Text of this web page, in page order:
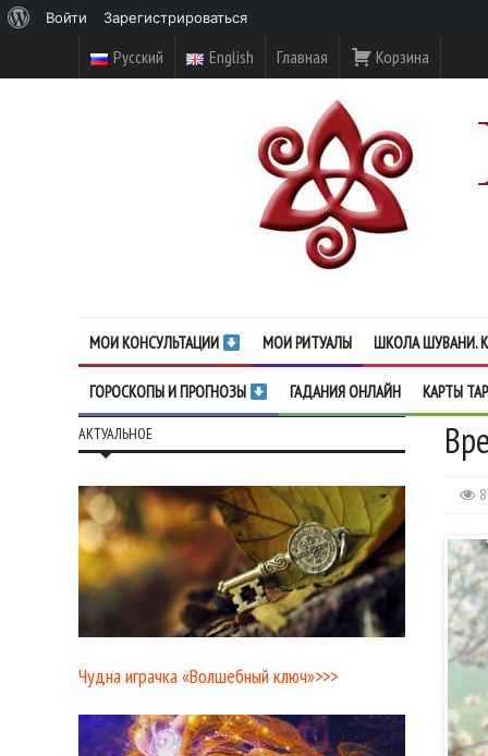
Русский English Главная Корзина
МОИ КОНСУЛЬТАЦИИ МОИ РИТУАЛЫ ШКОЛА ШУВАНИ.
ГОРОСКОПЫ И ПРОГНОЗЫ ГАДАНИЯ ОНЛАЙН КАРТЫ
АКТУАЛЬНОЕ
Чудна играчка «Волшебный ключ»>>>
WordPress
Войти Зарегистрироваться